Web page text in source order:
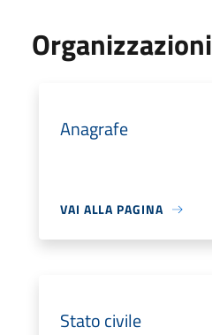
Organizzazioni
Anagrafe
VAI ALLA PAGINA
Stato civile